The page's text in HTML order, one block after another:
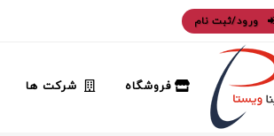
ورود/ثبت نام
فروشگاه شرکت ها